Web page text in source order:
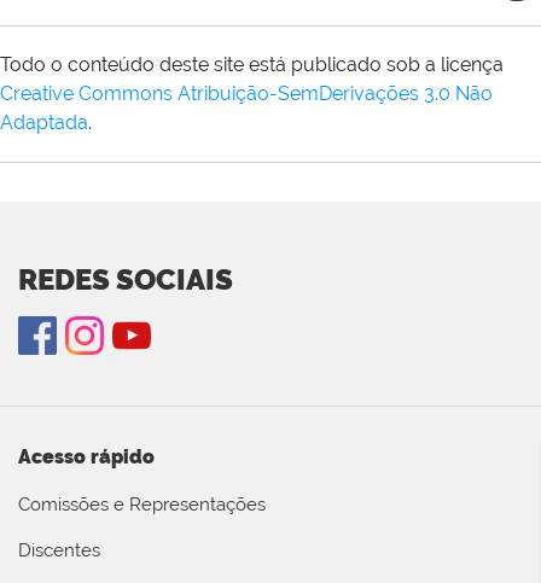
Todo o conteúdo deste site está publicado sob a licença
Creative Commons Atribuição-SemDerivações 3.0 Não
Adaptada.
REDES SOCIAIS
Acesso rápido
Comissões e Representações
Discentes